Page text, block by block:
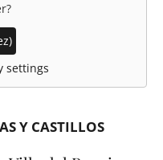
?
settings
Y CASTILLOS